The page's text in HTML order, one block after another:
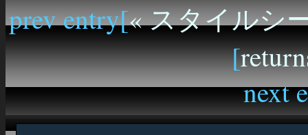
prev entry[« スタイルシ
[
next